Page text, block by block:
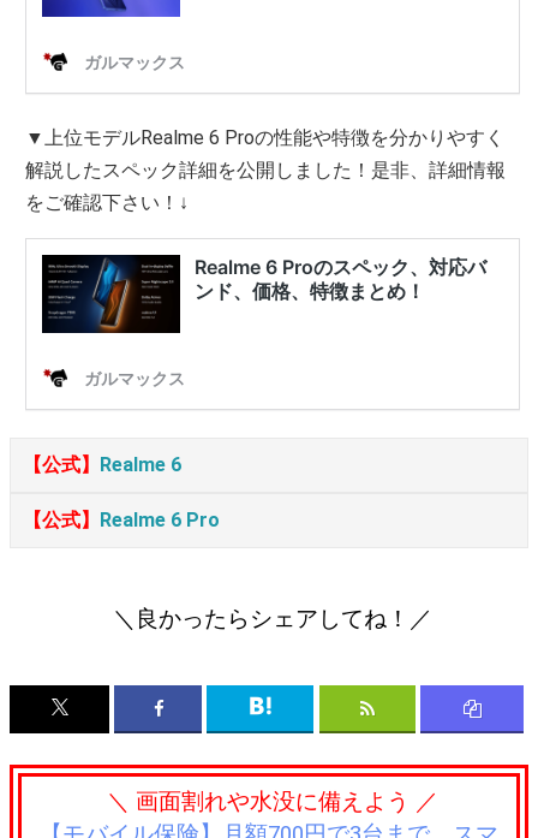
▼上位モデルRealme 6 Proの性能や特徴を分かりやすく
解説したスペック詳細を公開しました！是非、詳細情報
をご確認下さい！↓
【公式】 Realme 6
【公式】 Realme 6 Pro
＼良かったらシェアしてね！／
＼ 画面割れや水没に備えよう ／